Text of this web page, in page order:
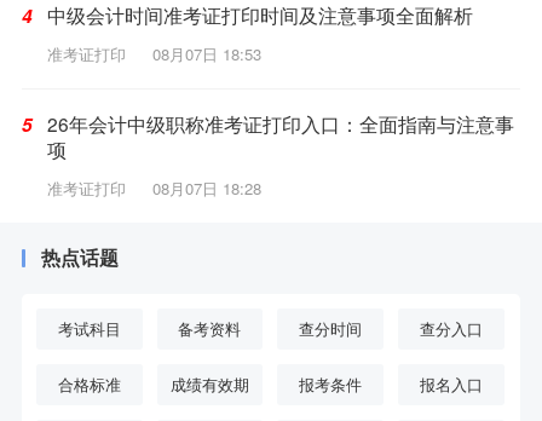
4 中级会计时间准考证打印时间及注意事项全面解析
准考证打印 08月07日 18:53
5 26年会计中级职称准考证打印入口：全面指南与注意事
项
准考证打印 08月07日 18:28
热点话题
考试科目 备考资料 查分时间 查分入口
合格标准 成绩有效期 报考条件 报名入口